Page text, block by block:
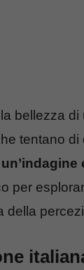
bellezza
tentano
per
della